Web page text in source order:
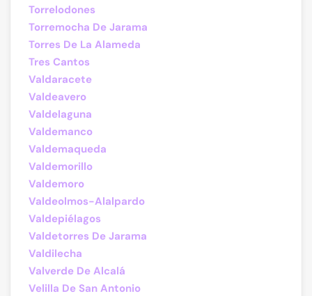
Torrelodones
Torremocha De Jarama
Torres De La Alameda
Tres Cantos
Valdaracete
Valdeavero
Valdelaguna
Valdemanco
Valdemaqueda
Valdemorillo
Valdemoro
Valdeolmos-Alalpardo
Valdepiélagos
Valdetorres De Jarama
Valdilecha
Valverde De Alcalá
Velilla De San Antonio